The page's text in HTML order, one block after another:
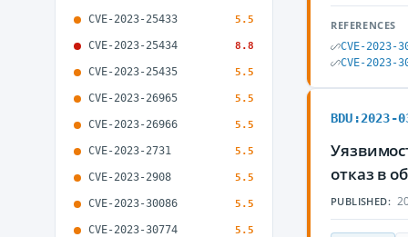
CVE-2023-25433 5.5
CVE-2023-25434 8.8
CVE-2023-25435 5.5
CVE-2023-26965 5.5
CVE-2023-26966 5.5
CVE-2023-2731 5.5
CVE-2023-2908 5.5
CVE-2023-30086 5.5
CVE-2023-30774 5.5
REFERENCES
CVE-2023-
CVE-2023-
BDU:2023-
отказ в
PUBLISHED: